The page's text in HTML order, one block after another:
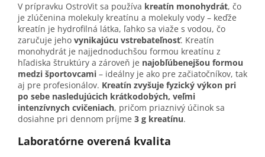
V prípravku OstroVit sa používa kreatín monohydrát, čo
je zlúčenina molekuly kreatínu a molekuly vody – keďže
kreatín je hydrofilná látka, ľahko sa viaže s vodou, čo
zaručuje jeho vynikajúcu vstrebateľnosť. Kreatín
monohydrát je najjednoduchšou formou kreatínu z
hľadiska štruktúry a zároveň je najobľúbenejšou formou
medzi športovcami – ideálny je ako pre začiatočníkov, tak
aj pre profesionálov. Kreatín zvyšuje fyzický výkon pri
po sebe nasledujúcich krátkodobých, veľmi
intenzívnych cvičeniach, pričom priaznivý účinok sa
dosiahne pri dennom príjme 3 g kreatínu.
Laboratórne overená kvalita